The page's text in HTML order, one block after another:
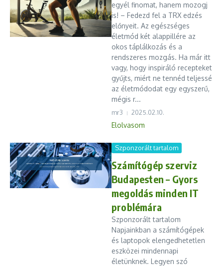
egyél finomat, hanem mozogj
is! – Fedezd fel a TRX edzés
előnyeit. Az egészséges
életmód két alappillére az
okos táplálkozás és a
rendszeres mozgás. Ha már itt
vagy, hogy inspiráló recepteket
gyűjts, miért ne tennéd teljessé
az életmódodat egy egyszerű,
mégis r...
mr3 2025.02.10.
Elolvasom
Szponzorált tartalom
Számítógép szerviz
Budapesten – Gyors
megoldás minden IT
problémára
Szponzorált tartalom
Napjainkban a számítógépek
és laptopok elengedhetetlen
eszközei mindennapi
életünknek. Legyen szó